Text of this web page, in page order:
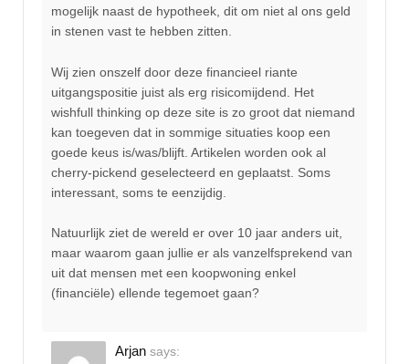
mogelijk naast de hypotheek, dit om niet al ons geld
in stenen vast te hebben zitten.
Wij zien onszelf door deze financieel riante
uitgangspositie juist als erg risicomijdend. Het
wishfull thinking op deze site is zo groot dat niemand
kan toegeven dat in sommige situaties koop een
goede keus is/was/blijft. Artikelen worden ook al
cherry-pickend geselecteerd en geplaatst. Soms
interessant, soms te eenzijdig.
Natuurlijk ziet de wereld er over 10 jaar anders uit,
maar waarom gaan jullie er als vanzelfsprekend van
uit dat mensen met een koopwoning enkel
(financiële) ellende tegemoet gaan?
Arjan says: